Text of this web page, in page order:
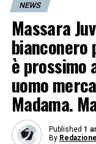
NEWS
Massara
bianconero
è prossimo
uomo
Madama.
Published 1
By